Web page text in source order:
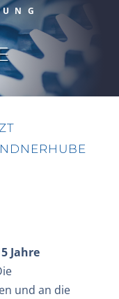
Jahre
und an die